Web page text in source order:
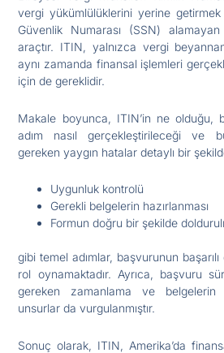
vergi yükümlülüklerini yerine
Güvenlik Numarası (SSN)
araçtır. ITIN, yalnızca vergi
aynı zamanda finansal işlemleri
için de gereklidir.
Makale boyunca, ITIN’in ne olduğu,
adım nasıl gerçekleştirileceği ve
gereken yaygın hatalar detaylı bir
Uygunluk kontrolü
Gerekli belgelerin hazırlanması
Formun doğru bir şekilde
gibi temel adımlar, başvurunun
rol oynamaktadır. Ayrıca, başvuru
gereken zamanlama ve belgelerin
unsurlar da vurgulanmıştır.
Sonuç olarak, ITIN, Amerika’da